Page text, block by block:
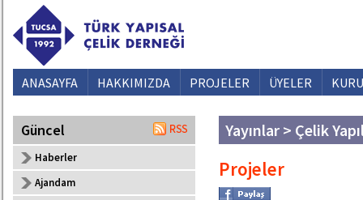
ANASAYFA HAKKIMIZDA PROJELER ÜYELER
Güncel
Haberler
Ajandam
Yayınlar > Çelik
Projeler